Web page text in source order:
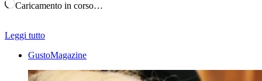
Caricamento in corso…
Leggi tutto
GustoMagazine